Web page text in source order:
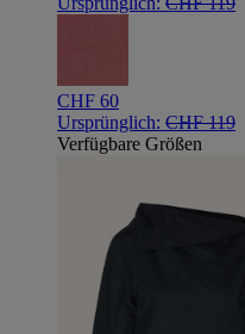
CHF 60
Ursprünglich: CHF 119
Verfügbare Größen